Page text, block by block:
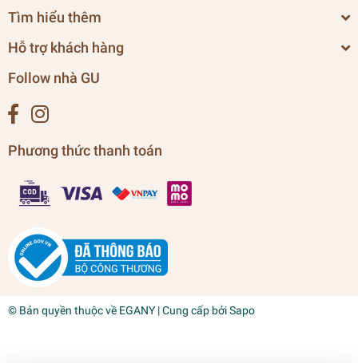
Tìm hiểu thêm
Hỗ trợ khách hàng
Follow nhà GU
Phương thức thanh toán
© Bản quyền thuộc về EGANY | Cung cấp bởiSapo